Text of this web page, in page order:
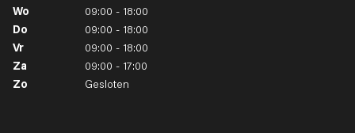
Wo
09:00 - 18:00
Do
09:00 - 18:00
Vr
09:00 - 18:00
Za
09:00 - 17:00
Zo
Gesloten